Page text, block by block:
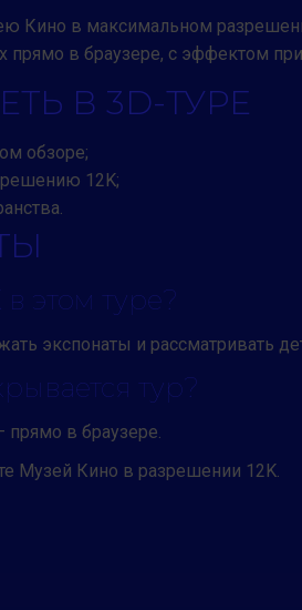
Кино в максимальном
в браузере, с эффектом
В 3D-ТУРЕ
обзоре;
12K;
этом туре?
экспонаты и рассматривать
тур?
в браузере.
Музей Кино в разрешении 12K.